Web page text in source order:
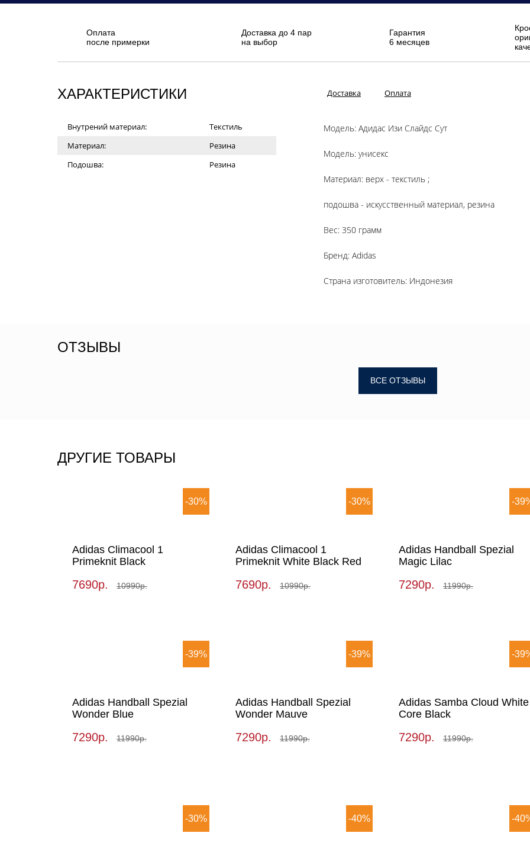
Оплата
после примерки
Доставка до 4 пар
на выбор
Гарантия
6 месяцев
ХАРАКТЕРИСТИКИ
Внутрений материал:
Текстиль
Материал:
Резина
Подошва:
Резина
Доставка Оплата
Модель: Адидас Изи Слайдс Сут
Модель: унисекс
Материал: верх - текстиль ;
подошва - искусственный материал, резина
Вес: 350 грамм
Бренд: Adidas
Страна изготовитель: Индонезия
ОТЗЫВЫ
ВСЕ ОТЗЫВЫ
ДРУГИЕ ТОВАРЫ
-30%
Adidas Climacool 1
Primeknit Black
7690р. 10990р.
-30%
Adidas Climacool 1
Primeknit White Black Red
7690р. 10990р.
-
Adidas Handball Spezial
Magic Lilac
7290р. 11990р.
-39%
Adidas Handball Spezial
Wonder Blue
7290р. 11990р.
-39%
Adidas Handball Spezial
Wonder Mauve
7290р. 11990р.
-
Adidas Samba Cloud White
Core Black
7290р. 11990р.
-30% -40% -